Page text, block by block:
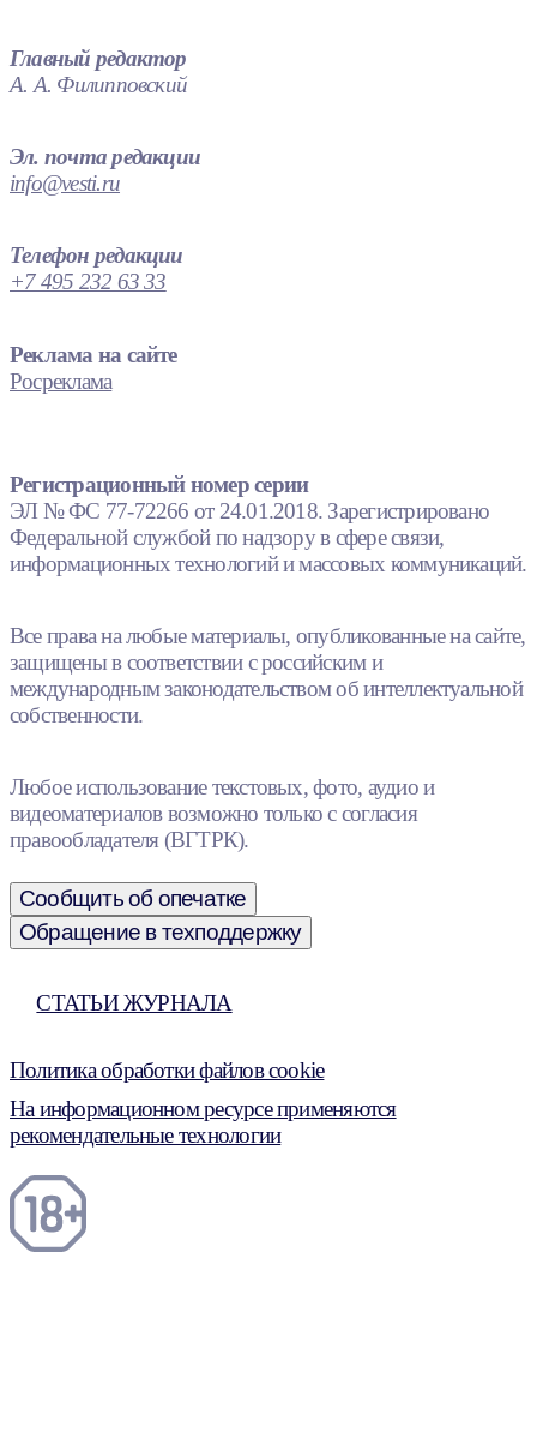
Главный редактор
А. А. Филипповский
Эл. почта редакции
info@vesti.ru
Телефон редакции
+7 495 232 63 33
Реклама на сайте
Росреклама
Регистрационный номер серии
ЭЛ № ФС 77-72266 от 24.01.2018. Зарегистрировано
Федеральной службой по надзору в сфере связи,
информационных технологий и массовых коммуникаций.
Все права на любые материалы, опубликованные на сайте,
защищены в соответствии с российским и
международным законодательством об интеллектуальной
собственности.
Любое использование текстовых, фото, аудио и
видеоматериалов возможно только с согласия
правообладателя (ВГТРК).
Сообщить об опечатке
Обращение в техподдержку
СТАТЬИ ЖУРНАЛА
Политика обработки файлов cookie
На информационном ресурсе применяются
рекомендательные технологии